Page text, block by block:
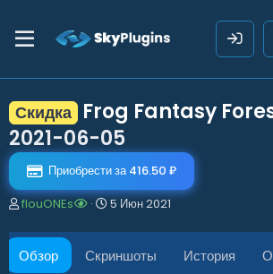
Скидка Frog Fantasy
2021-06-05
Приобрести за 416.50 ₽
А
т
о
flouONEs
Д
т
а
5 Июн 2021
Обзор Скриншоты История